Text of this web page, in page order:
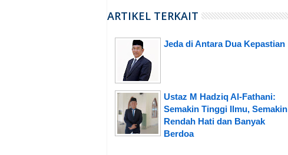
ARTIKEL TERKAIT
Jeda di Antara Dua Kepastian
Ustaz M Hadziq Al-Fathani:
Semakin Tinggi Ilmu, Semakin
Rendah Hati dan Banyak
Berdoa